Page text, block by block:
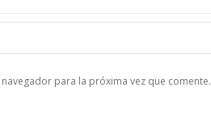
para la próxima vez que comente.